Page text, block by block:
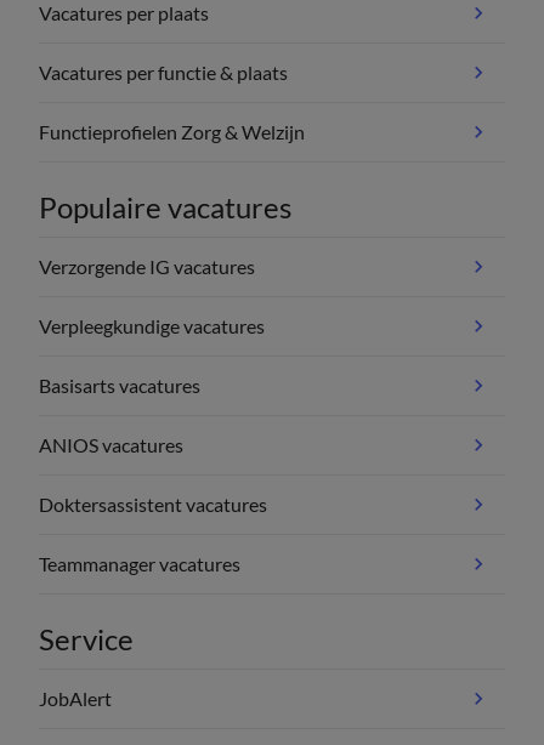
Vacatures per plaats
Vacatures per functie & plaats
Functieprofielen Zorg & Welzijn
Populaire vacatures
Verzorgende IG vacatures
Verpleegkundige vacatures
Basisarts vacatures
ANIOS vacatures
Doktersassistent vacatures
Teammanager vacatures
Service
JobAlert